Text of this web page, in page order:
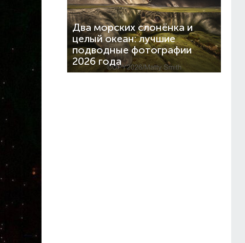
Два морских слонёнка и
целый океан: лучшие
подводные фотографии
2026 года